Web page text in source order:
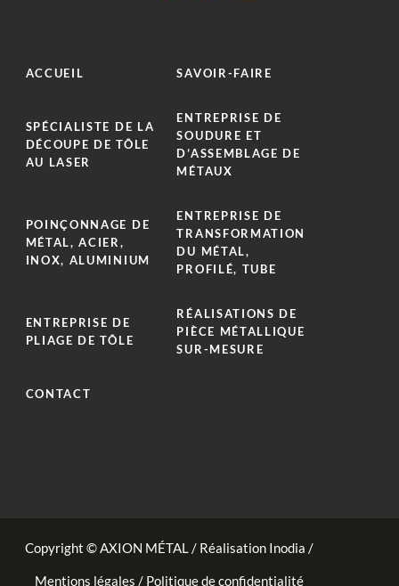
ACCUEIL SAVOIR-FAIRE
SPÉCIALISTE DE LA
DÉCOUPE DE TÔLE
AU LASER
ENTREPRISE DE
SOUDURE ET
D’ASSEMBLAGE DE
MÉTAUX
POINÇONNAGE DE
MÉTAL, ACIER,
INOX, ALUMINIUM
ENTREPRISE DE
TRANSFORMATION
DU MÉTAL,
PROFILÉ, TUBE
ENTREPRISE DE
PLIAGE DE TÔLE
RÉALISATIONS DE
PIÈCE MÉTALLIQUE
SUR-MESURE
CONTACT
Copyright © AXION MÉTAL / Réalisation Inodia /
Mentions légales / Politique de confidentialité